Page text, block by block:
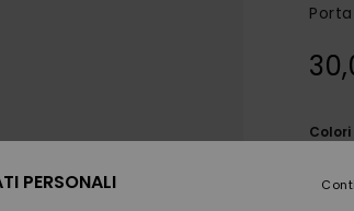
Colori
PERSONALI